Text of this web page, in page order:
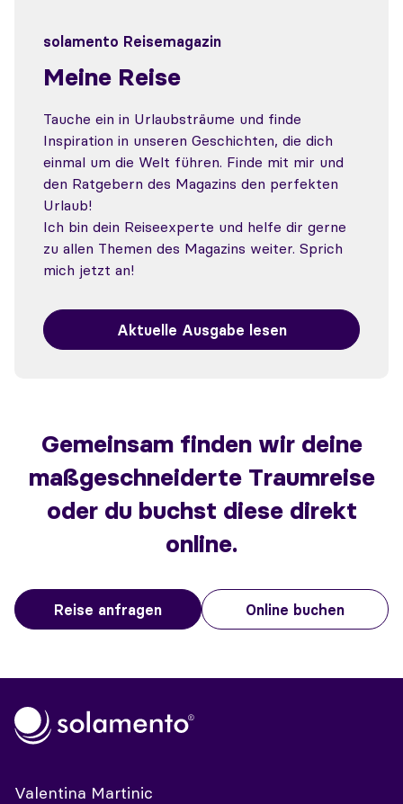
solamento Reisemagazin
Meine Reise
Tauche ein in Urlaubsträume und finde
Inspiration in unseren Geschichten, die dich
einmal um die Welt führen. Finde mit mir und
den Ratgebern des Magazins den perfekten
Urlaub!
Ich bin dein Reiseexperte und helfe dir gerne
zu allen Themen des Magazins weiter. Sprich
mich jetzt an!
Aktuelle Ausgabe lesen
Gemeinsam finden wir deine
maßgeschneiderte Traumreise
oder du buchst diese direkt
online.
Reise anfragen Online buchen
Valentina Martinic